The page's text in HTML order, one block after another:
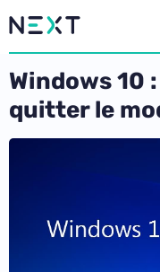
Windows 10
quitter le